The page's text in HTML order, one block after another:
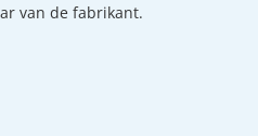
van de fabrikant.